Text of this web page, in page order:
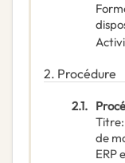
2. Procédure
2.1.
Titre:
de
ERP